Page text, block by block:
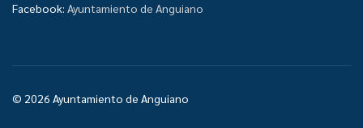
Facebook: Ayuntamiento de Anguiano
© 2026 Ayuntamiento de Anguiano